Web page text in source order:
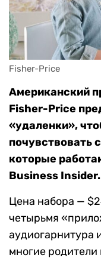
Fisher-Price
Американский
Fisher-Price
«удаленки»,
почувствовать
которые
Business Insider.
Цена набора —
четырьмя
аудиогарнитура
многие